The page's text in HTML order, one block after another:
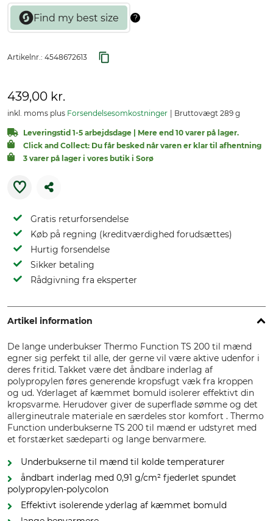
Artikelnr.: 4548672613
439,00 kr.
inkl. moms plus Forsendelsesomkostninger Bruttovægt 289 g
Leveringstid 1-5 arbejdsdage | Mere end 10 varer på lager.
Click and Collect: Du får besked når varen er klar til afhentning
3 varer på lager i vores butik i Sorø
Gratis returforsendelse
Køb på regning (kreditværdighed forudsættes)
Hurtig forsendelse
Sikker betaling
Rådgivning fra eksperter
Artikel information
De lange underbukser Thermo Function TS 200 til mænd
egner sig perfekt til alle, der gerne vil være aktive udenfor i
deres fritid. Takket være det åndbare inderlag af
polypropylen føres generende kropsfugt væk fra kroppen
og ud. Yderlaget af kæmmet bomuld isolerer effektivt din
kropsvarme. Herudover giver de superflade sømme og det
allergineutrale materiale en særdeles stor komfort . Thermo
Function underbukserne TS 200 til mænd er udstyret med
et forstærket sædeparti og lange benvarmere.
Underbukserne til mænd til kolde temperaturer
åndbart inderlag med 0,91 g/cm² fjederlet spundet
polypropylen-polycolon
Effektivt isolerende yderlag af kæmmet bomuld